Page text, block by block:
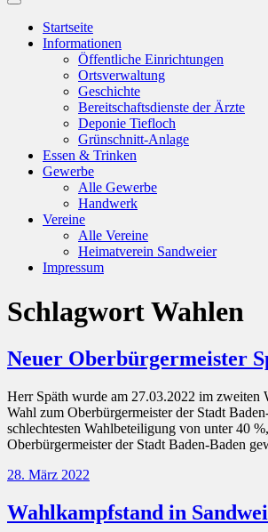
Suchfeld
ein-/ausblenden
Startseite
Informationen
Öffentliche Einrichtungen
Ortsverwaltung
Geschichte
Bereitschaftsdienste der Ärzte
Deponie Tiefloch
Grünschnitt-Anlage
Essen & Trinken
Gewerbe
Alle Gewerbe
Handwerk
Vereine
Alle Vereine
Heimatverein Sandweier
Impressum
SchlagwortWahlen
Neuer Oberbürgermeister
Herr Späth wurde am 27.03.2022 im zweiten
Wahl zum Oberbürgermeister der Stadt
schlechtesten Wahlbeteiligung von unter 40
Oberbürgermeister der Stadt Baden-Baden
28. März 2022
Wahlkampfstand in